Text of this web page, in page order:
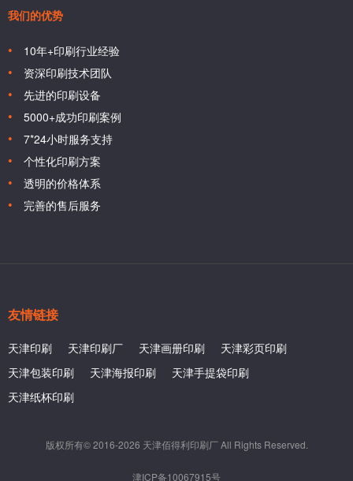
我们的优势
10年+印刷行业经验
资深印刷技术团队
先进的印刷设备
5000+成功印刷案例
7*24小时服务支持
个性化印刷方案
透明的价格体系
完善的售后服务
友情链接
天津印刷 天津印刷厂 天津画册印刷
天津彩页印刷
天津包装印刷
天津海报印刷
天津手提袋印刷
天津纸杯印刷
版权所有© 2016-2026 天津佰得利印刷厂 All Rights Reserved.
津ICP备10067915号